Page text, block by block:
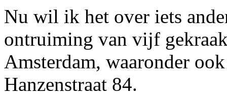
Nu wil ik het over iets
ontruiming van vijf
Amsterdam, waaronder
Hanzenstraat 84.